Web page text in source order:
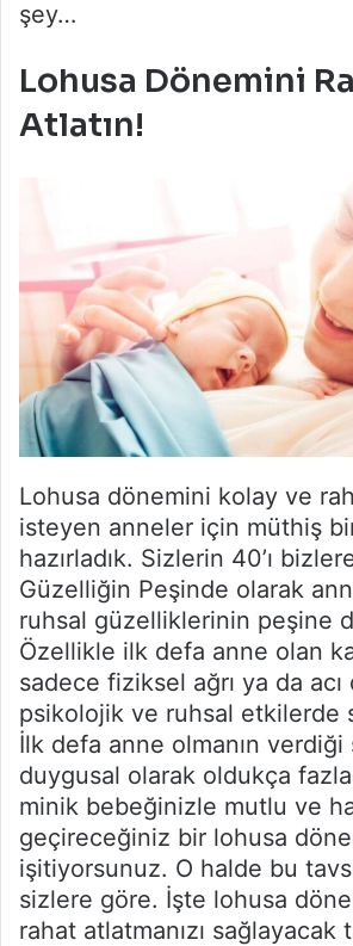
şey…
Lohusa Dönemini
Atlatın!
Lohusa dönemini kolay ve
isteyen anneler için müthiş
hazırladık. Sizlerin 40’ı
Güzelliğin Peşinde olarak
ruhsal güzelliklerinin peşine
Özellikle ilk defa anne olan
sadece fiziksel ağrı ya da acı
psikolojik ve ruhsal etkilerde
İlk defa anne olmanın
duygusal olarak oldukça
minik bebeğinizle mutlu ve
geçireceğiniz bir lohusa
işitiyorsunuz. O halde bu
sizlere göre. İşte lohusa
rahat atlatmanızı sağlayacak